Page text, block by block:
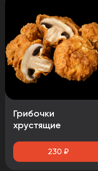
Грибочки
хрустящие
230 ₽